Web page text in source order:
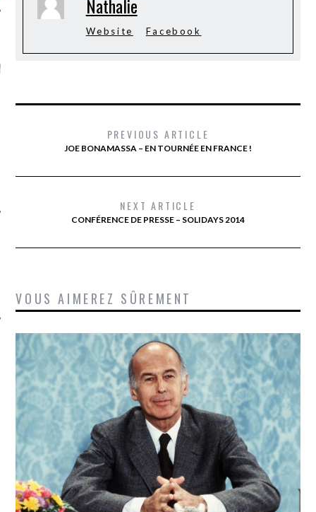
KARMA –
ANNIVERSAIRE
SOCIAUX
Nathalie
Website Facebook
PREVIOUS ARTICLE
JOE BONAMASSA – EN TOURNÉE EN FRANCE !
NEXT ARTICLE
CONFÉRENCE DE PRESSE – SOLIDAYS 2014
VOUS AIMEREZ SÛREMENT